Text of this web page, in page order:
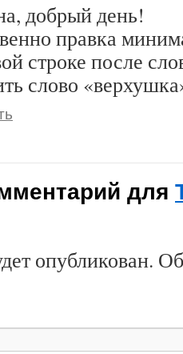
добрый день!
правка
строке после
слово
для
опубликован.